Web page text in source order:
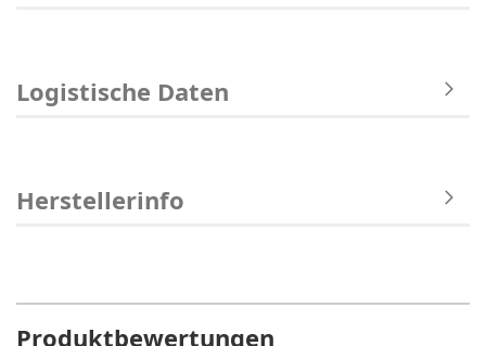
Logistische Daten
Herstellerinfo
Produktbewertungen